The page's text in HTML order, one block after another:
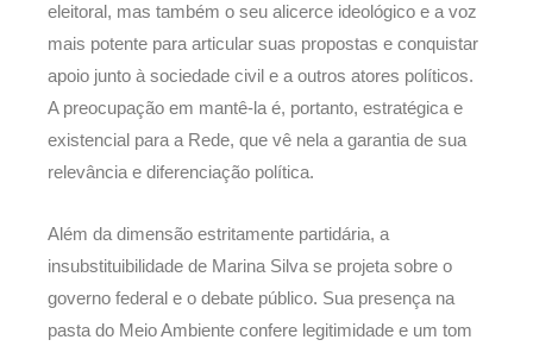
eleitoral, mas também o seu alicerce ideológico e a voz
mais potente para articular suas propostas e conquistar
apoio junto à sociedade civil e a outros atores políticos.
A preocupação em mantê-la é, portanto, estratégica e
existencial para a Rede, que vê nela a garantia de sua
relevância e diferenciação política.
Além da dimensão estritamente partidária, a
insubstituibilidade de Marina Silva se projeta sobre o
governo federal e o debate público. Sua presença na
pasta do Meio Ambiente confere legitimidade e um tom